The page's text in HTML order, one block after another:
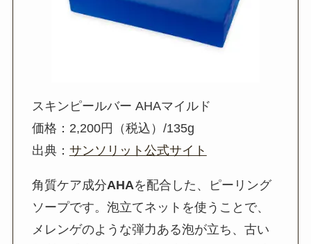
スキンピールバー AHAマイルド
価格：2,200円（税込）/135g
出典： サンソリット公式サイト
角質ケア成分AHAを配合した、ピーリング
ソープです。泡立てネットを使うことで、
メレンゲのような弾力ある泡が立ち、古い